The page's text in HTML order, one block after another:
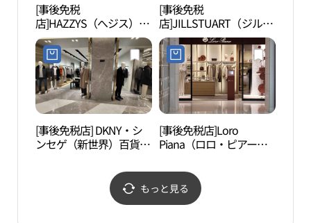
[事後免税
店]HAZZYS（へジス）レ
ーディス・新世界百貨店
カンナム（江南）店(헤
지스레이디스 신세계백
화점 강남점)
[事後免税
店]JILLSTUART（ジルス
チュアート）ニューヨー
ク・新世界百貨店カンナ
ム（江南）店(질스튜어
트뉴욕 신세계백화점 강
남점)
[事後免税店] DKNY・シ
ンセゲ（新世界）百貨店
(DKNY 신세계백화점 강
[事後免税店]Loro
Piana（ロロ・ピアー
ナム（江南）店(로로피
아나 여성 신세계백화점
강남점)
もっと見る